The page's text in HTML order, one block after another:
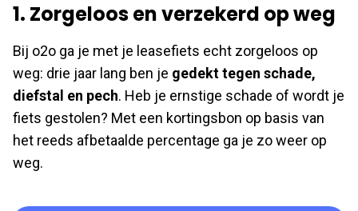
1. Zorgeloos en verzekerd op weg
Bij o2o ga je met je leasefiets echt zorgeloos op
weg: drie jaar lang ben je gedekt tegen schade,
diefstal en pech. Heb je ernstige schade of wordt je
fiets gestolen? Met een kortingsbon op basis van
het reeds afbetaalde percentage ga je zo weer op
weg.